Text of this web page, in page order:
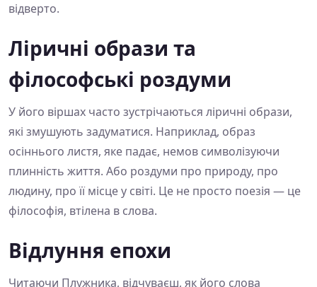
відверто.
Ліричні образи та
філософські роздуми
У його віршах часто зустрічаються ліричні образи,
які змушують задуматися. Наприклад, образ
осіннього листя, яке падає, немов символізуючи
плинність життя. Або роздуми про природу, про
людину, про її місце у світі. Це не просто поезія — це
філософія, втілена в слова.
Відлуння епохи
Читаючи Плужника, відчуваєш, як його слова